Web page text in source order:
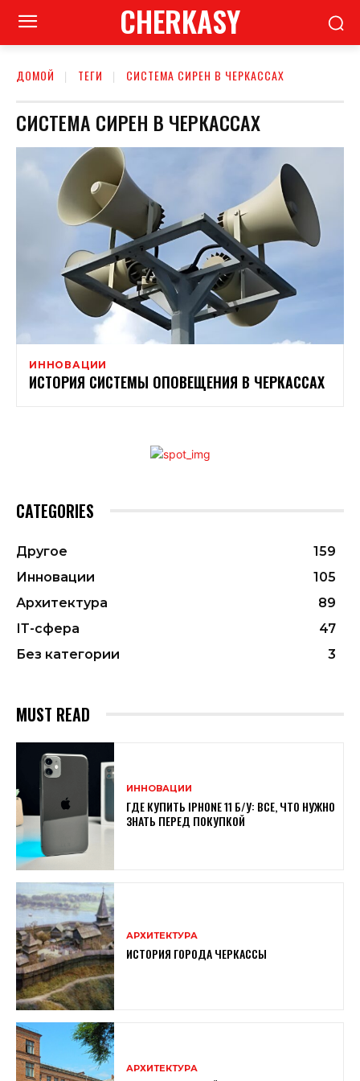
CHERKASY
ДОМОЙ ТЕГИ СИСТЕМА СИРЕН В ЧЕРКАССАХ
СИСТЕМА СИРЕН В ЧЕРКАССАХ
ИННОВАЦИИ
ИСТОРИЯ СИСТЕМЫ ОПОВЕЩЕНИЯ В ЧЕРКАССАХ
CATEGORIES
Другое
159
Инновации
105
Архитектура
89
ІТ-сфера
47
Без категории
3
MUST READ
ИННОВАЦИИ
ГДЕ КУПИТЬ IPHONE 11 Б/У: ВСЕ, ЧТО НУЖНО
ЗНАТЬ ПЕРЕД ПОКУПКОЙ
АРХИТЕКТУРА
ИСТОРИЯ ГОРОДА ЧЕРКАССЫ
АРХИТЕКТУРА